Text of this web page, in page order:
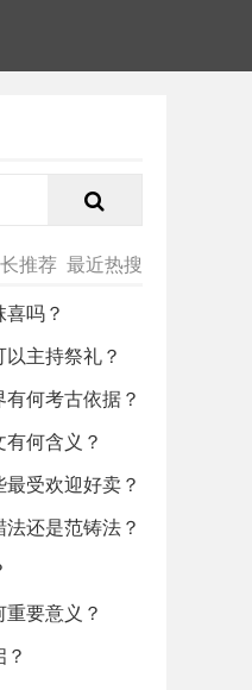
推荐 最近热搜
吗？
主持祭礼？
何考古依据？
何含义？
受欢迎好卖？
还是范铸法？
要意义？